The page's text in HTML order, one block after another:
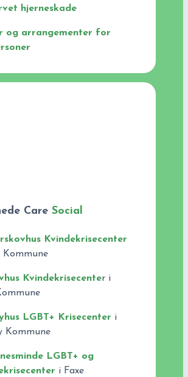
hjerneskade
og arrangementer for
Care Social
Kvindekrisecenter
Kommune
Kvindekrisecenter i
LGBT+ Krisecenter i
Kommune
LGBT+ og
i Faxe